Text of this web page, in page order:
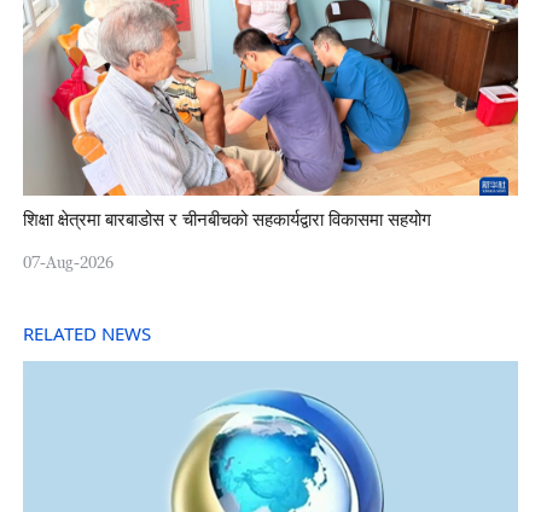
शिक्षा क्षेत्रमा बारबाडोस र चीनबीचको सहकार्यद्वारा विकासमा सहयोग
07-Aug-2026
RELATED NEWS